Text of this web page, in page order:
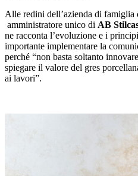
Alle redini dell’azienda di famiglia
amministratore unico di AB
ne racconta l’evoluzione e i
importante implementare la
perché “non basta soltanto
spiegare il valore del gres
ai lavori”.